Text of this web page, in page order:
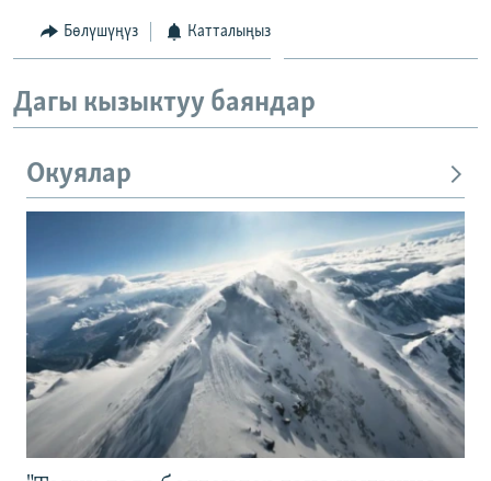
Бөлүшүңүз Катталыңыз
Дагы кызыктуу баяндар
Окуялар